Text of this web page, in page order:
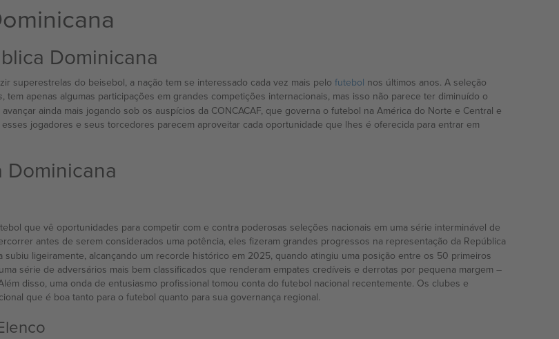
Dominicana
superestrelas do beisebol, a nação tem se interessado cada vez mais pelo futebol nos últimos anos. A seleção
, tem apenas algumas participações em grandes competições internacionais, mas isso não parece ter diminuído o
ainda mais jogando sob os auspícios da CONCACAF, que governa o futebol na América do Norte e Central e
jogadores e seus torcedores parecem aproveitar cada oportunidade que lhes é oferecida para entrar em
Dominicana
que vê oportunidades para competir com e contra poderosas seleções nacionais em uma série interminável de
antes de serem considerados uma potência, eles fizeram grandes progressos na representação da República
subiu ligeiramente, alcançando um recorde histórico em 2025, quando atingiu uma posição entre os 50 primeiros
série de adversários mais bem classificados que renderam empates credíveis e derrotas por pequena margem –
disso, uma onda de entusiasmo profissional tomou conta do futebol nacional recentemente. Os clubes e
que é boa tanto para o futebol quanto para sua governança regional.